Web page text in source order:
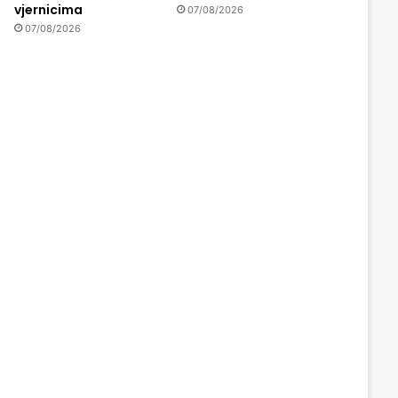
vjernicima
07/08/2026
07/08/2026